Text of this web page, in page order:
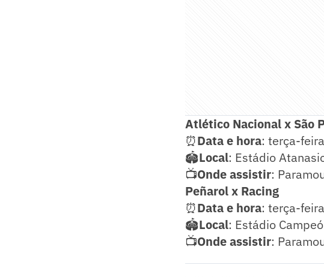
Atlético Nacional x São
⏰Data e hora: terça-
🏟️Local: Estádio
📺Ondeassistir:
Peñarol x Racing
⏰Data e hora: terça-
🏟️Local: Estádio
📺Ondeassistir: